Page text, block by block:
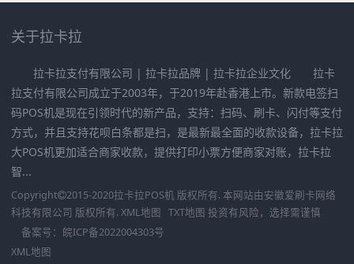
关于拉卡拉
拉卡拉支付有限公司 | 拉卡拉品牌 | 拉卡拉企业文化 拉卡
拉支付有限公司成立于2003年，于2019年赴香港上市。新款电签扫
码POS机是现在引领时代的新产品，支持：扫码、刷卡、闪付等支付
方式，并且支持花呗白条都是扫，是最新最全面的收款设备，拉卡拉
大POS机更加适合商家收款，提供打印小票方便商家对账，拉卡拉
智...
Copyright 2015-2020拉卡拉POS机 版权所有. 本网站由安徽爱刷卡网络
科技有限公司 版权所有. XML地图 TXT地图 投资有风险，选择需谨慎
备案号： 皖ICP备2022004303号
XML地图